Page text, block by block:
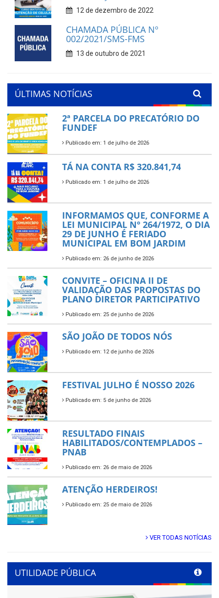
12 de dezembro de 2022
CHAMADA PÚBLICA Nº
002/2021/SMS-FMS
13 de outubro de 2021
ÚLTIMAS NOTÍCIAS
2ª PARCELA DO PRECATÓRIO DO
FUNDEF
Publicado em: 1 de julho de 2026
TÁ NA CONTA R$ 320.841,74
Publicado em: 1 de julho de 2026
INFORMAMOS QUE, CONFORME A
LEI MUNICIPAL Nº 264/1972, O DIA
29 DE JUNHO É FERIADO
MUNICIPAL EM BOM JARDIM
Publicado em: 26 de junho de 2026
CONVITE – OFICINA II DE
VALIDAÇÃO DAS PROPOSTAS DO
PLANO DIRETOR PARTICIPATIVO
Publicado em: 25 de junho de 2026
SÃO JOÃO DE TODOS NÓS
Publicado em: 12 de junho de 2026
FESTIVAL JULHO É NOSSO 2026
Publicado em: 5 de junho de 2026
RESULTADO FINAIS
HABILITADOS/CONTEMPLADOS –
PNAB
Publicado em: 26 de maio de 2026
ATENÇÃO HERDEIROS!
Publicado em: 25 de maio de 2026
VER TODAS NOTÍCIAS
UTILIDADE PÚBLICA